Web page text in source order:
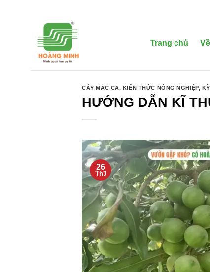
Trang chủ
CÂY MẮC CA, KIẾN THỨC NÔNG NGHIỆP,
HƯỚNG DẪN KĨ
26
Th3